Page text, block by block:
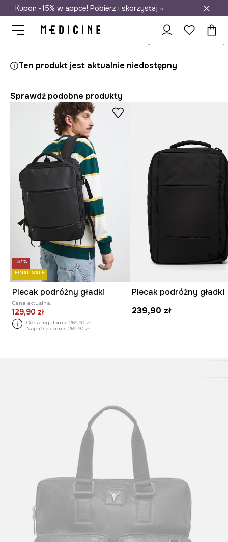
Darmowa dostawa do salonów
Kupon -15% w appce! Pobierz i skorzystaj »
Ten produkt jest aktualnie niedostępny
Sprawdź podobne produkty
-51%
FINAL SALE
Plecak podróżny gładki
Cena aktualna:
129,90 zł
Cena regularna: 269,90 zł
Najniższa cena: 269,90 zł
Plecak podróżny gładki
239,90 zł